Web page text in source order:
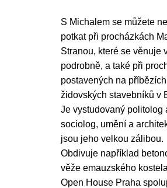
S Michalem se můžete
potkat při procházkách
Stranou, které se věnuje
podrobně, a také při
postavených na příbězích
židovských stavebníků v
Je vystudovaný politolog
sociolog, umění a
jsou jeho velkou zálibou.
Obdivuje například
věže emauzského
Open House Praha